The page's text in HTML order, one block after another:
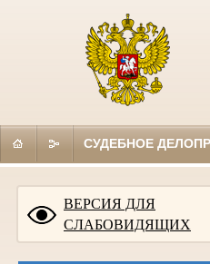
СУДЕБНОЕ
ВЕРСИЯ ДЛЯ
СЛАБОВИДЯЩИХ